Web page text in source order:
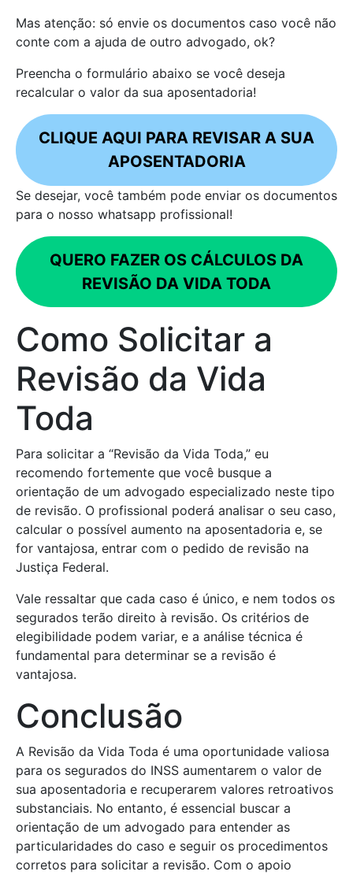
Mas atenção: só envie os documentos caso você não
conte com a ajuda de outro advogado, ok?
Preencha o formulário abaixo se você deseja
recalcular o valor da sua aposentadoria!
CLIQUE AQUI PARA REVISAR A SUA
APOSENTADORIA
Se desejar, você também pode enviar os documentos
para o nosso whatsapp profissional!
QUERO FAZER OS CÁLCULOS DA
REVISÃO DA VIDA TODA
Como Solicitar a
Revisão da Vida
Toda
Para solicitar a “Revisão da Vida Toda,” eu
recomendo fortemente que você busque a
orientação de um advogado especializado neste tipo
de revisão. O profissional poderá analisar o seu caso,
calcular o possível aumento na aposentadoria e, se
for vantajosa, entrar com o pedido de revisão na
Justiça Federal.
Vale ressaltar que cada caso é único, e nem todos os
segurados terão direito à revisão. Os critérios de
elegibilidade podem variar, e a análise técnica é
fundamental para determinar se a revisão é
vantajosa.
Conclusão
A Revisão da Vida Toda é uma oportunidade valiosa
para os segurados do INSS aumentarem o valor de
sua aposentadoria e recuperarem valores retroativos
substanciais. No entanto, é essencial buscar a
orientação de um advogado para entender as
particularidades do caso e seguir os procedimentos
corretos para solicitar a revisão. Com o apoio